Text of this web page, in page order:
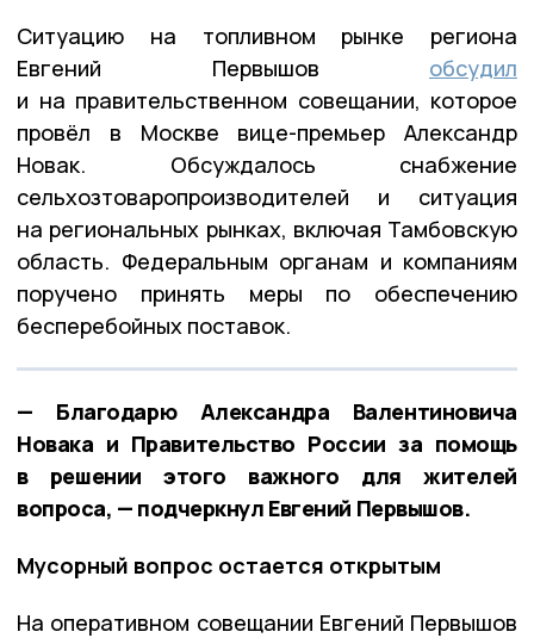
Ситуацию на топливном рынке региона
Евгений Первышов обсудил
и на правительственном совещании, которое
провёл в Москве вице-премьер Александр
Новак. Обсуждалось снабжение
сельхозтоваропроизводителей и ситуация
на региональных рынках, включая Тамбовскую
область. Федеральным органам и компаниям
поручено принять меры по обеспечению
бесперебойных поставок.
— Благодарю Александра Валентиновича
Новака и Правительство России за помощь
в решении этого важного для жителей
вопроса, — подчеркнул Евгений Первышов.
Мусорный вопрос остается открытым
На оперативном совещании Евгений Первышов